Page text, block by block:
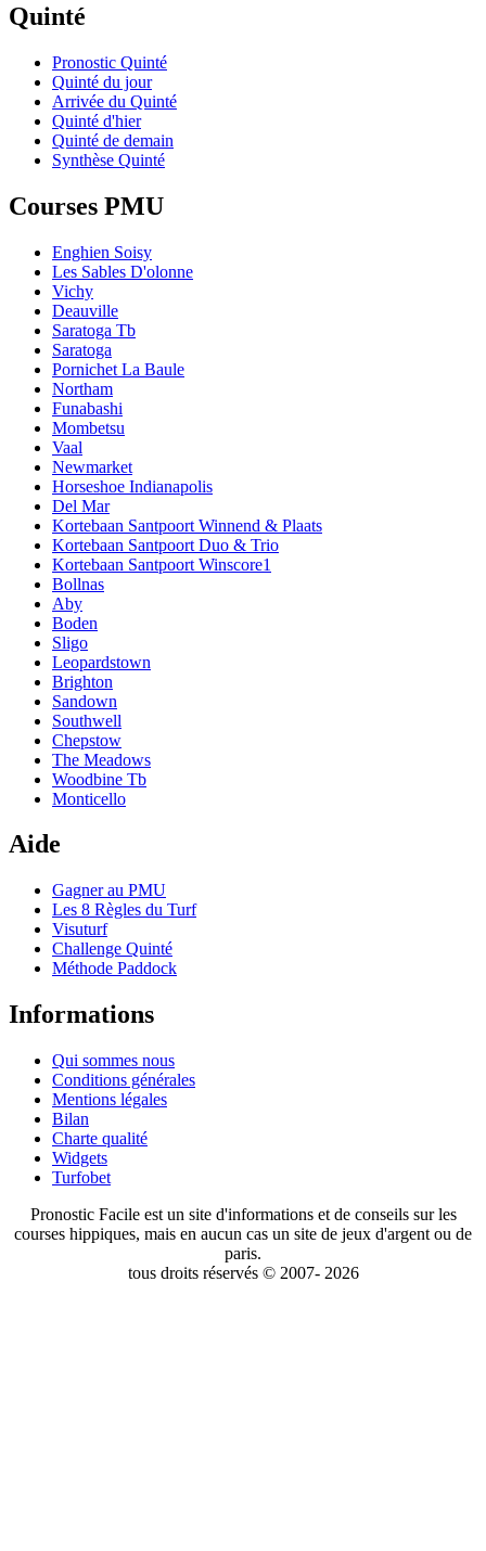
Quinté
Pronostic Quinté
Quinté du jour
Arrivée du Quinté
Quinté d'hier
Quinté de demain
Synthèse Quinté
Courses PMU
Enghien Soisy
Les Sables D'olonne
Vichy
Deauville
Saratoga Tb
Saratoga
Pornichet La Baule
Northam
Funabashi
Mombetsu
Vaal
Newmarket
Horseshoe Indianapolis
Del Mar
Kortebaan Santpoort Winnend & Plaats
Kortebaan Santpoort Duo & Trio
Kortebaan Santpoort Winscore1
Bollnas
Aby
Boden
Sligo
Leopardstown
Brighton
Sandown
Southwell
Chepstow
The Meadows
Woodbine Tb
Monticello
Aide
Gagner au PMU
Les 8 Règles du Turf
Visuturf
Challenge Quinté
Méthode Paddock
Informations
Qui sommes nous
Conditions générales
Mentions légales
Bilan
Charte qualité
Widgets
Turfobet
Pronostic Facile est un site d'informations et de conseils sur les
courses hippiques, mais en aucun cas un site de jeux d'argent ou de
paris.
tous droits réservés © 2007- 2026